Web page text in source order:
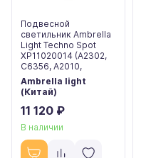
Подвесной
светильник Ambrella
Light Techno Spot
XP11020014 (A2302,
C6356, A2010,
Ambrella light
(Китай)
11 120 ₽
В наличии